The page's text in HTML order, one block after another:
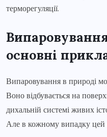
терморегуляції.
основні
Випаровування в природі
Воно відбувається на
дихальній системі живих
Але в кожному випадку цей